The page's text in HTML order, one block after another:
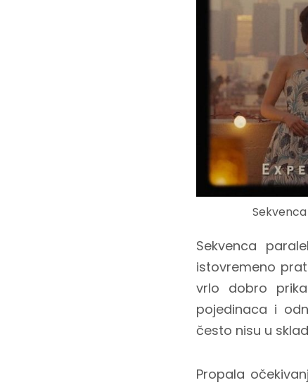
Sekvenca
istovremeno
vrlo dobro
pojedinaca i
često nisu u
Propala